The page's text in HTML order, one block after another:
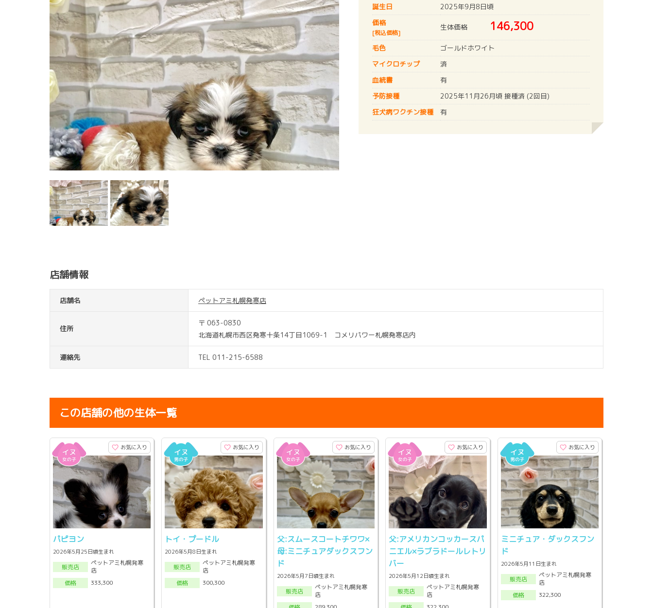
誕生日
2025年9月8日頃
価格
[税込価格]
生体価格 146,300
毛色
ゴールドホワイト
マイクロチップ
済
血統書
有
予防接種
2025年11月26月頃 接種済 (2回目)
狂犬病ワクチン接種 有
店舗情報
店舗名 ペットアミ札幌発寒店
住所
〒 063-0830
北海道札幌市西区発寒十条14丁目1069-1 コメリパワー札幌発寒店内
連絡先 TEL 011-215-6588
この店舗の他の生体一覧
お気に入り
パピヨン
2026年5月25日頃生まれ
販売店
ペットアミ札幌発寒
店
価格
333,300
お気に入り
トイ・プードル
2026年5月8日生まれ
販売店
ペットアミ札幌発寒
店
価格
300,300
お気に入り
父:スムースコートチワワ×
母:ミニチュアダックスフン
ド
2026年5月7日頃生まれ
販売店
ペットアミ札幌発寒
店
お気に入り
父:アメリカンコッカースパ
ニエル×ラブラドールレトリ
バー
2026年5月12日頃生まれ
販売店
ペットアミ札幌発寒
店
お気に入り
ミニチュア・ダックスフン
ド
2026年5月11日生まれ
販売店
ペットアミ札幌発寒
店
価格
322,300